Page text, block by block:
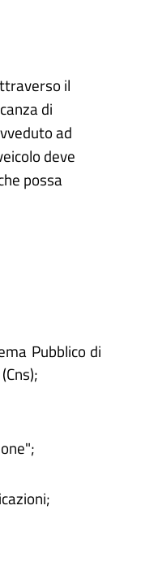
il
di
ad
deve
possa
Pubblico di